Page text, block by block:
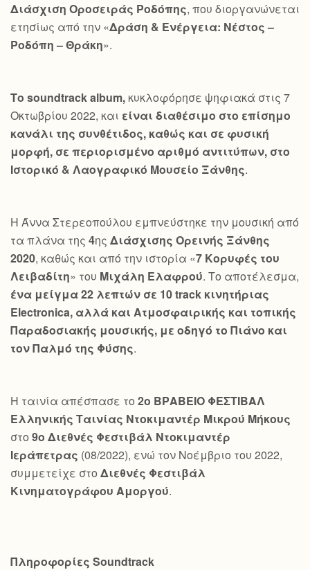
Διάσχιση Οροσειράς Ροδόπης, που διοργανώνεται
ετησίως από την «Δράση & Ενέργεια: Νέστος –
Ροδόπη – Θράκη».
Το soundtrackalbum, κυκλοφόρησε ψηφιακά στις 7
Οκτωβρίου 2022, και είναι διαθέσιμο στο επίσημο
κανάλι της συνθέτιδος, καθώς και σε φυσική
μορφή, σε περιορισμένο αριθμό αντιτύπων, στο
Ιστορικό & Λαογραφικό Μουσείο Ξάνθης.
Η Άννα Στερεοπούλου εμπνεύστηκε την μουσική από
τα πλάνα της 4ης Διάσχισης Ορεινής Ξάνθης
2020, καθώς και από την ιστορία «7 Κορυφές του
Λειβαδίτη» του Μιχάλη Ελαφρού. Το αποτέλεσμα,
ένα μείγμα 22 λεπτών σε 10track κινητήριας
Electronica, αλλά και Ατμοσφαιρικής και τοπικής
Παραδοσιακής μουσικής, με οδηγό το Πιάνο και
τον Παλμό της Φύσης.
Η ταινία απέσπασε το 2ο ΒΡΑΒΕΙΟ ΦΕΣΤΙΒΑΛ
Ελληνικής Ταινίας Ντοκιμαντέρ Μικρού Μήκους
στο 9ο Διεθνές Φεστιβάλ Ντοκιμαντέρ
Ιεράπετρας (08/2022), ενώ τον Νοέμβριο του 2022,
συμμετείχε στο Διεθνές Φεστιβάλ
Κινηματογράφου Αμοργού.
Πληροφορίες Soundtrack